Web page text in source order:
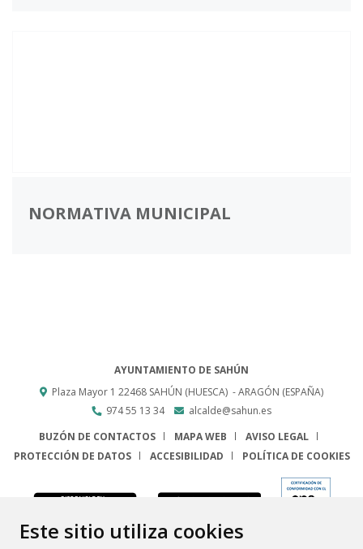
Este sitio utiliza cookies
NORMATIVA MUNICIPAL
AYUNTAMIENTO DE SAHÚN
Plaza Mayor 1 22468 SAHÚN (HUESCA) - ARAGÓN (ESPAÑA)
974 55 13 34
alcalde@sahun.es
BUZÓN DE CONTACTOS
MAPA WEB
AVISO LEGAL
PROTECCIÓN DE DATOS
ACCESIBILIDAD POLÍTICA DE COOKIES